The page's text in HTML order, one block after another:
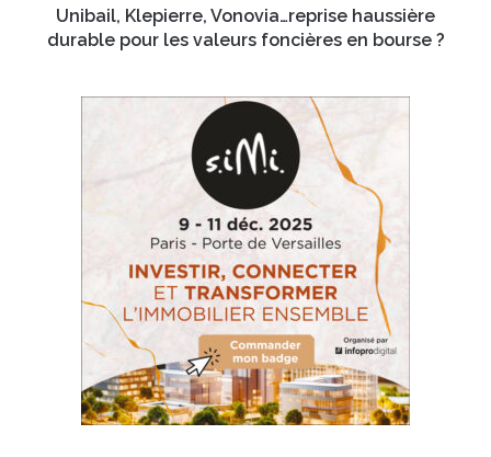
foncièresUnibail, Klepierre, Vonovia…reprise haussière
durable pour les valeurs foncières en bourse ?